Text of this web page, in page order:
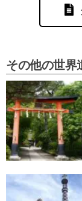
その他の世界